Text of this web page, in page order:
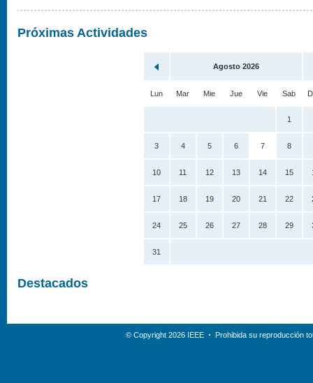
Próximas Actividades
Agosto 2026
Lun Mar Mie Jue Vie Sab
1
3 4 5 6 7 8
10 11 12 13 14 15
17 18 19 20 21 22
24 25 26 27 28 29
31
Destacados
© Copyright 2026 IEEE Prohibida su reproducción